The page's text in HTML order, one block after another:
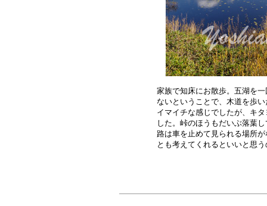
家族で知床にお散歩。五湖を
ないということで、木道を歩
イマイチな感じでしたが、キ
した。峠のほうもだいぶ落葉
路は車を止めて見られる場所